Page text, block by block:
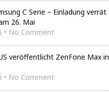
C Serie – Einladung verrät
26. Mai
• No Comment
veröffentlicht ZenFone Max in
• No Comment